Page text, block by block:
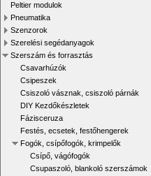
Peltier modulok
Pneumatika
Szenzorok
Szerelési segédanyagok
Szerszám és forrasztás
Csavarhúzók
Csipeszek
Csiszoló vásznak, csiszoló párnák
DIY Kezdőkészletek
Fázisceruza
Festés, ecsetek, festőhengerek
Fogók, csípőfogók, krimpelők
Csípő, vágófogók
Csupaszoló, blankoló szerszámok